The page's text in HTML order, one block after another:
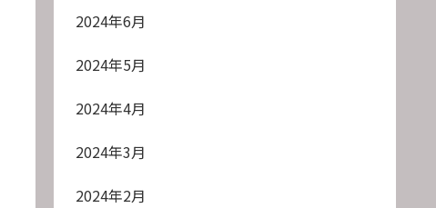
2024年6月
2024年5月
2024年4月
2024年3月
2024年2月